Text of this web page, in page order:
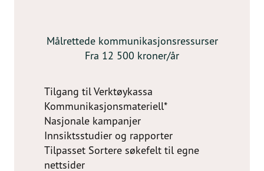
Målrettede kommunikasjonsressurser
Fra 12 500 kroner/år
Tilgang til Verktøykassa
Kommunikasjonsmateriell*
Nasjonale kampanjer
Innsiktsstudier og rapporter
Tilpasset Sortere søkefelt til egne
nettsider